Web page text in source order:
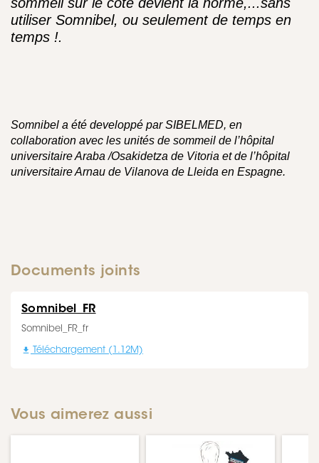
utiliser Somnibel, ou seulement de temps en
temps !.
Somnibel a été developpé par SIBELMED, en
collaboration avec les unités de sommeil de l’hôpital
universitaire Araba /Osakidetza de Vitoria et de l’hôpital
universitaire Arnau de Vilanova de Lleida en Espagne.
Documents joints
Somnibel_FR
Somnibel_FR_fr
 Téléchargement (1.12M)
Vous aimerez aussi